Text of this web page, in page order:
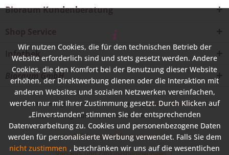
Bioraum Kundenberatung
Infothek
Bioraum GmbH
* Alle Preise inkl. gesetzl. Mehrwertsteuer zzgl.Versandkostenund ggf.
Nachnahmegebühren, wenn nicht anders beschrieben
Rechtliche Vorabinformationen
Wir nutzen Cookies, die für den technischen Betrieb der
Website erforderlich sind und stets gesetzt werden. Andere
Cookies, die den Komfort bei der Benutzung dieser Website
erhöhen, der Direktwerbung dienen oder die Interaktion mit
anderen Websites und sozialen Netzwerken vereinfachen,
werden nur mit Ihrer Zustimmung gesetzt. Durch Klicken auf
„Einverstanden“ stimmen Sie der entsprechenden
Datenverarbeitung zu. Cookies und personenbezogene Daten
werden für personalisierte Werbung verwendet. Falls Sie dem
nicht zustimmen , beschränken wir uns auf die wesentlichen